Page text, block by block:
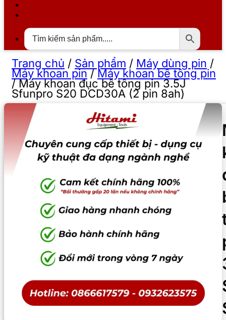
Trang chủ / Sản phẩm / Máy dùng pin /
Máy khoan pin/Máy khoan bê tông pin
/Máy khoan đục bê tông pin 3.5J
Sfunpro S20 DCD30A (2 pin 8ah)